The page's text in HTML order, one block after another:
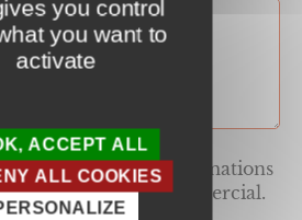
j'accepte que les informations
notre service commercial.
you control
you want to
activate
ACCEPT ALL
ALL COOKIES